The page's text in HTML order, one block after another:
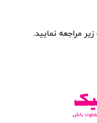
مراجعه نمایید.